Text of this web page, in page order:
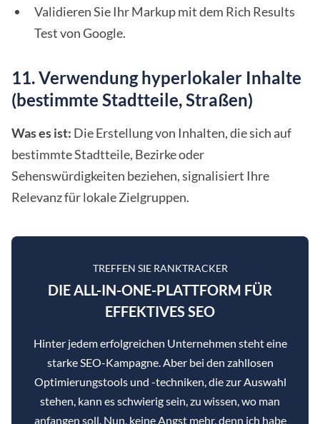
Validieren Sie Ihr Markup mit dem Rich Results
Test von Google.
11. Verwendung hyperlokaler Inhalte
(bestimmte Stadtteile, Straßen)
Was es ist: Die Erstellung von Inhalten, die sich auf
bestimmte Stadtteile, Bezirke oder
Sehenswürdigkeiten beziehen, signalisiert Ihre
Relevanz für lokale Zielgruppen.
TREFFEN SIE RANKTRACKER
DIE ALL-IN-ONE-PLATTFORM FÜR
EFFEKTIVES SEO
Hinter jedem erfolgreichen Unternehmen steht eine
starke SEO-Kampagne. Aber bei den zahllosen
Optimierungstools und -techniken, die zur Auswahl
stehen, kann es schwierig sein, zu wissen, wo man
anfangen soll. Nun, keine Angst mehr, denn ich habe